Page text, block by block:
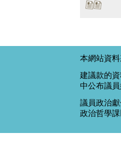
本網站資料
建議款的
中公布議
議員政治
政治哲學